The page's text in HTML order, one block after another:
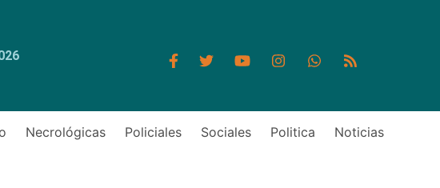
Necrológicas Policiales Sociales Politica Noticias